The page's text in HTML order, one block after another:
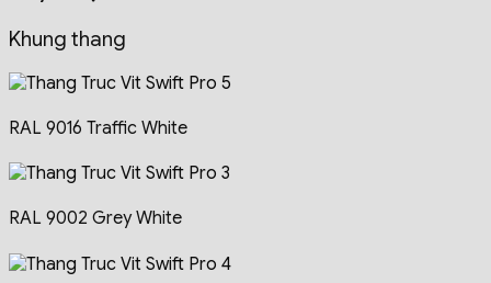
Khung thang
RAL 9016 Traffic White
RAL 9002 Grey White